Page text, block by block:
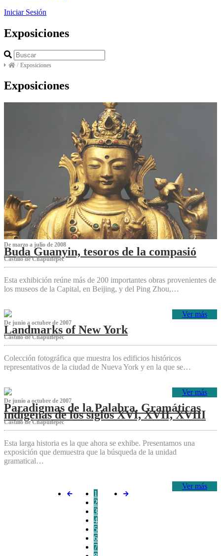
Iniciar Sesión
Exposiciones
/ Exposiciones
Exposiciones
De marzo a julio de 2008
Buda Guanyin, tesoros de la compasió
Castillo de Chapultepec
Esta exhibición reúne más de 200 importantes obras provenientes de
los museos de la Capital, en Beijing, y del Ping Zhou,…
Ver más
De junio a octubre de 2007
Landmarks of New York
Castillo de Chapultepec
Colección fotográfica que muestra los edificios históricos
representativos de la ciudad de Nueva York y en la que se…
Ver más
De junio a octubre de 2007
Paradigmas de la Palabra. Gramáticas
indígenas de los siglos XVI, XVII, XVIII
Castillo de Chapultepec
Esta larga historia es la que ahora se exhibe. Presentamos una
exposición que demuestra que la búsqueda de la unidad
gramatical…
Ver más
1
2
3
4
5
6
7